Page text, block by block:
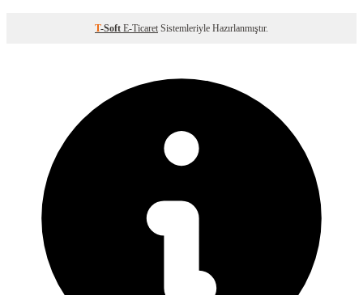
T-Soft E-Ticaret Sistemleriyle Hazırlanmıştır.